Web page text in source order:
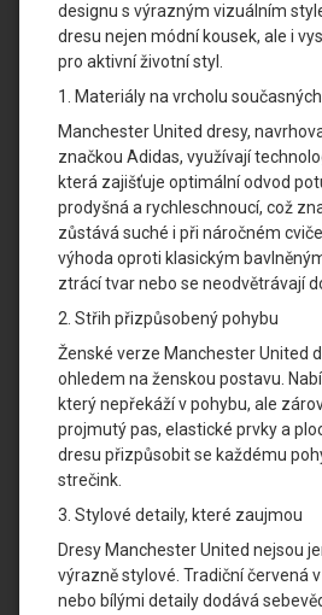
designu s výrazným vizuálním
dresu nejen módní kousek, ale i
pro aktivní životní styl.
1. Materiály na vrcholu
Manchester United dresy,
značkou Adidas, využívají
která zajišťuje optimální odvod
prodyšná a rychleschnoucí, což
zůstává suché i při náročném
výhoda oproti klasickým
ztrácí tvar nebo se neodvětrávají
2. Střih přizpůsobený pohybu
Ženské verze Manchester United
ohledem na ženskou postavu.
který nepřekáží v pohybu, ale
projmutý pas, elastické prvky a
dresu přizpůsobit se každému
strečink.
3. Stylové detaily, které zaujmou
Dresy Manchester United nejsou
výrazně stylové. Tradiční červená
nebo bílými detaily dodává